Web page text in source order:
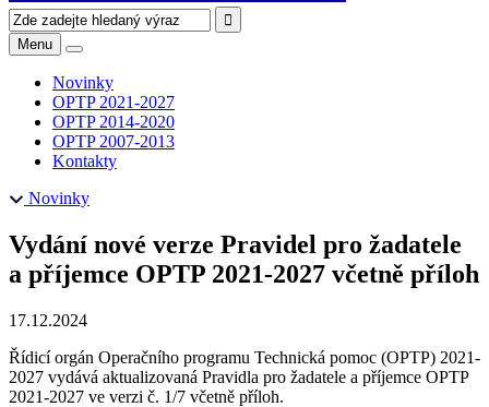
Menu
Novinky
OPTP 2021-2027
OPTP 2014-2020
OPTP 2007-2013
Kontakty
Novinky
Vydání nové verze Pravidel pro žadatele
a příjemce OPTP 2021-2027 včetně příloh
17.12.2024
Řídicí orgán Operačního programu Technická pomoc (OPTP) 2021-
2027 vydává aktualizovaná Pravidla pro žadatele a příjemce OPTP
2021-2027 ve verzi č. 1/7 včetně příloh.